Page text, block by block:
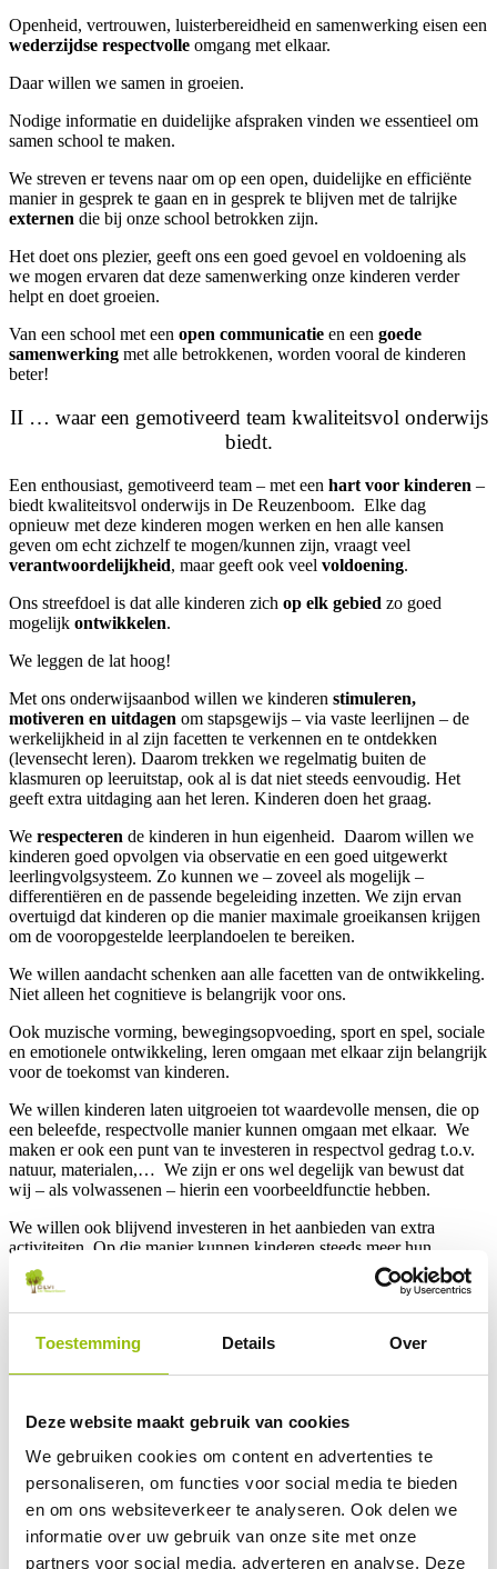
Toestemming Details Over
Deze website maakt gebruik van cookies
We gebruiken cookies om content en advertenties te
personaliseren, om functies voor social media te bieden
en om ons websiteverkeer te analyseren. Ook delen we
informatie over uw gebruik van onze site met onze
partners voor social media, adverteren en analyse. Deze
Openheid, vertrouwen, luisterbereidheid en samenwerking eisen een
wederzijdse respectvolle omgang met elkaar.
Daar willen we samen in groeien.
Nodige informatie en duidelijke afspraken vinden we essentieel om
samen school te maken.
We streven er tevens naar om op een open, duidelijke en efficiënte
manier in gesprek te gaan en in gesprek te blijven met de talrijke
externen die bij onze school betrokken zijn.
Het doet ons plezier, geeft ons een goed gevoel en voldoening als
we mogen ervaren dat deze samenwerking onze kinderen verder
helpt en doet groeien.
Van een school met een open communicatie en een goede
samenwerking met alle betrokkenen, worden vooral de kinderen
beter!
II … waar een gemotiveerd team kwaliteitsvol onderwijs
biedt.
Een enthousiast, gemotiveerd team – met een hart voor kinderen –
biedt kwaliteitsvol onderwijs in De Reuzenboom. Elke dag
opnieuw met deze kinderen mogen werken en hen alle kansen
geven om echt zichzelf te mogen/kunnen zijn, vraagt veel
verantwoordelijkheid, maar geeft ook veel voldoening.
Ons streefdoel is dat alle kinderen zich op elk gebied zo goed
mogelijk ontwikkelen.
We leggen de lat hoog!
Met ons onderwijsaanbod willen we kinderen stimuleren,
motiveren en uitdagen om stapsgewijs – via vaste leerlijnen – de
werkelijkheid in al zijn facetten te verkennen en te ontdekken
(levensecht leren). Daarom trekken we regelmatig buiten de
klasmuren op leeruitstap, ook al is dat niet steeds eenvoudig. Het
geeft extra uitdaging aan het leren. Kinderen doen het graag.
We respecteren de kinderen in hun eigenheid. Daarom willen we
kinderen goed opvolgen via observatie en een goed uitgewerkt
leerlingvolgsysteem. Zo kunnen we – zoveel als mogelijk –
differentiëren en de passende begeleiding inzetten. We zijn ervan
overtuigd dat kinderen op die manier maximale groeikansen krijgen
om de vooropgestelde leerplandoelen te bereiken.
We willen aandacht schenken aan alle facetten van de ontwikkeling.
Niet alleen het cognitieve is belangrijk voor ons.
Ook muzische vorming, bewegingsopvoeding, sport en spel, sociale
en emotionele ontwikkeling, leren omgaan met elkaar zijn belangrijk
voor de toekomst van kinderen.
We willen kinderen laten uitgroeien tot waardevolle mensen, die op
een beleefde, respectvolle manier kunnen omgaan met elkaar. We
maken er ook een punt van te investeren in respectvol gedrag t.o.v.
natuur, materialen,… We zijn er ons wel degelijk van bewust dat
wij – als volwassenen – hierin een voorbeeldfunctie hebben.
We willen ook blijvend investeren in het aanbieden van extra
activiteiten. Op die manier kunnen kinderen steeds meer hun
talenten ontdekken, verder ontwikkelen en inzetten. Hen
vertrouwen
geven en zelfvertrouwen laten opbouwen. Dit zorgt
duidelijke structuur en organisatie.
leerproces actief in eigen handen te nemen en van elkaar te leren.
Ookdisciplineom goed te kunnen werken is essentieel. Duidelijke
afspraken en regels ontbreken niet. Die zijn nodig om goed te
functioneren als leerkracht en als leerling.
gevenveiligheid.